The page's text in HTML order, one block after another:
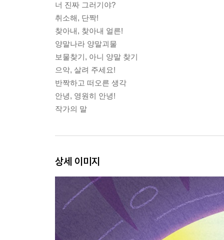
너 진짜 그러기야?
취소해, 단짝!
찾아내, 찾아내 얼른!
양말나라 양말괴물
보물찾기, 아니 양말 찾기
으악, 살려 주세요!
반짝하고 떠오른 생각
안녕, 영원히 안녕!
작가의 말
상세 이미지